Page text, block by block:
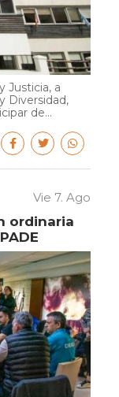
Justicia, a
Diversidad,
de...
Vie 7. Ago
ordinaria